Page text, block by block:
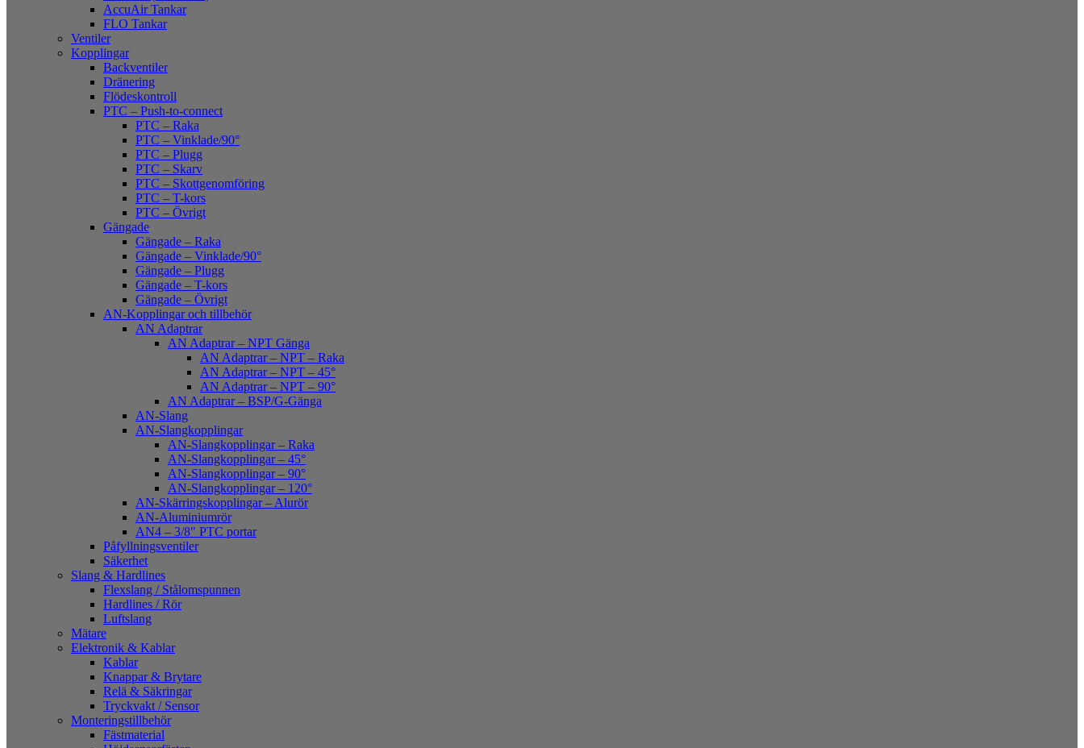
AccuAir Tankar
FLO Tankar
Ventiler
Kopplingar
Backventiler
Dränering
Flödeskontroll
PTC – Push-to-connect
PTC – Raka
PTC – Vinklade/90°
PTC – Plugg
PTC – Skarv
PTC – Skottgenomföring
PTC – T-kors
PTC – Övrigt
Gängade
Gängade – Raka
Gängade – Vinklade/90°
Gängade – Plugg
Gängade – T-kors
Gängade – Övrigt
AN-Kopplingar och tillbehör
AN Adaptrar
AN Adaptrar – NPT Gänga
AN Adaptrar – NPT – Raka
AN Adaptrar – NPT – 45°
AN Adaptrar – NPT – 90°
AN Adaptrar – BSP/G-Gänga
AN-Slang
AN-Slangkopplingar
AN-Slangkopplingar – Raka
AN-Slangkopplingar – 45°
AN-Slangkopplingar – 90°
AN-Slangkopplingar – 120°
AN-Skärringskopplingar – Alurör
AN-Aluminiumrör
AN4 – 3/8″ PTC portar
Påfyllningsventiler
Säkerhet
Slang & Hardlines
Flexslang / Stålomspunnen
Hardlines / Rör
Luftslang
Mätare
Elektronik & Kablar
Kablar
Knappar & Brytare
Relä & Säkringar
Tryckvakt / Sensor
Monteringstillbehör
Fästmaterial